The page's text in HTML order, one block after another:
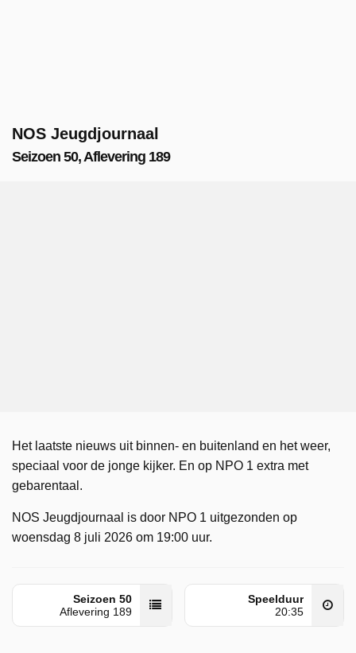
NOS Jeugdjournaal
Seizoen 50, Aflevering 189
Het laatste nieuws uit binnen- en buitenland en het weer,
speciaal voor de jonge kijker. En op NPO 1 extra met
gebarentaal.
NOS Jeugdjournaal is door NPO 1 uitgezonden op
woensdag 8 juli 2026 om 19:00 uur.
Seizoen 50
Aflevering 189
Speelduur
20:35